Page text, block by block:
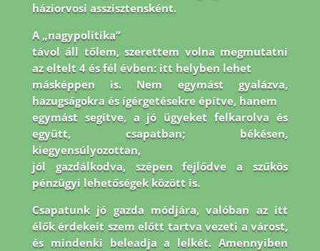
háziorvosi asszisztensként.
A „nagypolitika”
távol áll tőlem, szerettem volna megmutatni
az eltelt 4 és fél évben: itt helyben lehet
másképpen is. Nem egymást gyalázva,
hazugságokra és ígérgetésekre építve, hanem
egymást segítve, a jó ügyeket felkarolva és
együtt, csapatban; békésen,
kiegyensúlyozottan,
jól gazdálkodva, szépen fejlődve a szűkös
pénzügyi lehetőségek között is.
Csapatunk jó gazda módjára, valóban az itt
élők érdekeit szem előtt tartva vezeti a várost,
és mindenki beleadja a lelkét. Amennyiben